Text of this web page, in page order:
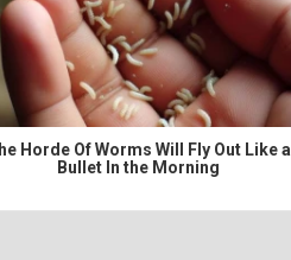
Horde Of Worms Will Fly Out Like a
Bullet In the Morning